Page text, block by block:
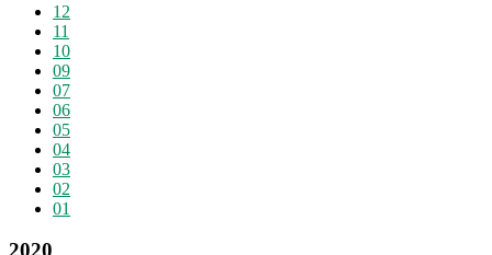
12
11
10
09
07
06
05
04
03
02
01